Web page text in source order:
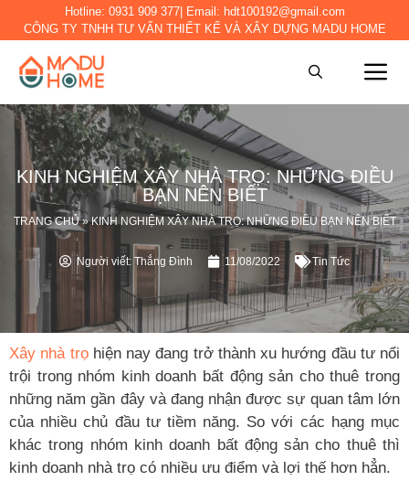
Hotline: 0931 909 377| Email: hdt100192@gmail.com
CÔNG TY TNHH TƯ VẤN THIẾT KẾ VÀ XÂY DỰNG MADU HOME
KINH NGHIỆM XÂY NHÀ TRỌ: NHỮNG ĐIỀU
BẠN NÊN BIẾT
TRANG CHỦ»KINH NGHIỆM XÂY NHÀ TRỌ: NHỮNG ĐIỀU BẠN NÊN BIẾT
Người viết: Thắng Đình 11/08/2022 Tin Tức
Xây nhà trọhiện nay đang trở thành xu hướng đầu tư nổi
trội trong nhóm kinh doanh bất động sản cho thuê trong
những năm gần đây và đang nhận được sự quan tâm lớn
của nhiều chủ đầu tư tiềm năng. So với các hạng mục
khác trong nhóm kinh doanh bất động sản cho thuê thì
kinh doanh nhà trọ có nhiều ưu điểm và lợi thế hơn hẳn.